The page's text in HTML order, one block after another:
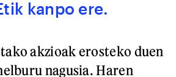
kanpo ere.
akzioak erosteko duen
nagusia. Haren